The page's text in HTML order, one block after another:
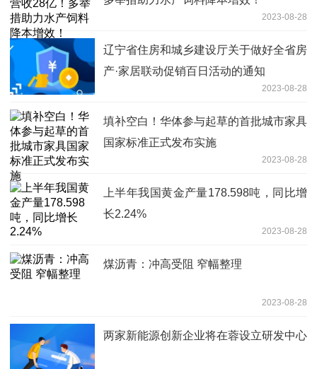
2023-08-28
辽宁省住房和城乡建设厅关于做好全省房
产·家居联动促销百日活动的通知
2023-08-28
填补空白！华体参与起草的首批城市家具
国家标准正式发布实施
2023-08-28
上半年我国黄金产量178.598吨，同比增
长2.24%
2023-08-28
煤沥青：冲高受阻 窄幅整理
2023-08-28
两家新能源创新企业将在蓉设立研发中心